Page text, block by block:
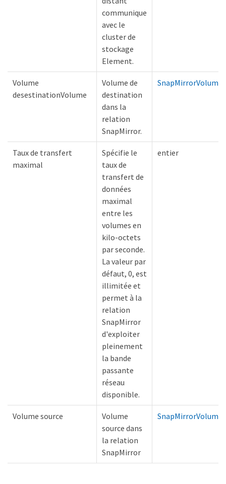
communique
avec le
cluster de
stockage
Element.
Volume
desestinationVolume
Volume de
destination
dans la
relation
SnapMirror.
Taux de transfert
maximal
Spécifie le
taux de
transfert de
données
maximal
entre les
volumes en
kilo-octets
par seconde.
La valeur par
défaut, 0, est
illimitée et
permet à la
relation
SnapMirror
d'exploiter
pleinement
la bande
passante
réseau
disponible.
entier
Volume source
Volume
source dans
la relation
SnapMirror